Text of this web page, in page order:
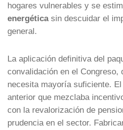
hogares vulnerables y se
energéticasin descuidar el
general.
La aplicación definitiva del
convalidación en el Congreso,
necesita mayoría suficiente.
anterior que mezclaba
con la revalorización de
prudencia en el sector.